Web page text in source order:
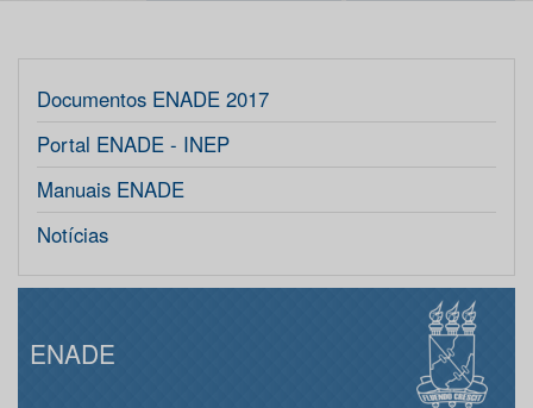
Documentos ENADE 2017
Portal ENADE - INEP
Manuais ENADE
Notícias
ENADE